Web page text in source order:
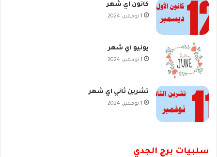
كانون اي شهر
1 نوفمبر، 2024
يونيو اي شهر
1 نوفمبر، 2024
تشرين ثاني اي شهر
1 نوفمبر، 2024
سلبيات برج الجدي